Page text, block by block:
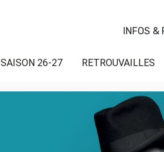
INFOS &
SAISON 26-27 RETROUVAILLES